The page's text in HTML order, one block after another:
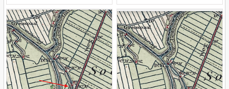
Mill Mill